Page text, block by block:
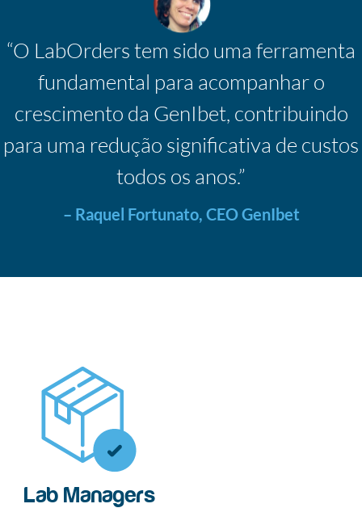
“O LabOrders tem sido uma ferramenta
fundamental para acompanhar o
crescimento da GenIbet, contribuindo
para uma redução significativa de custos
todos os anos.”
– Raquel Fortunato, CEO GenIbet
Lab Managers